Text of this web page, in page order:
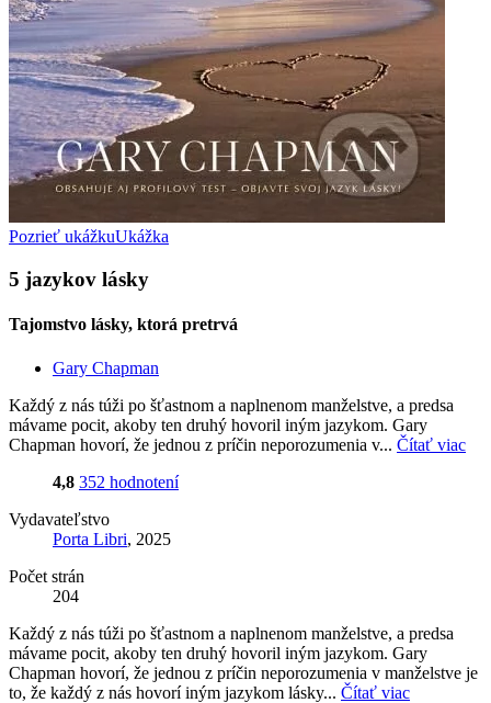
Pozrieť ukážkuUkážka
5 jazykov lásky
Tajomstvo lásky, ktorá pretrvá
Gary Chapman
Každý z nás túži po šťastnom a naplnenom manželstve, a predsa
mávame pocit, akoby ten druhý hovoril iným jazykom. Gary
Chapman hovorí, že jednou z príčin neporozumenia v... Čítať viac
4,8 352 hodnotení
Vydavateľstvo
Porta Libri, 2025
Počet strán
204
Každý z nás túži po šťastnom a naplnenom manželstve, a predsa
mávame pocit, akoby ten druhý hovoril iným jazykom. Gary
Chapman hovorí, že jednou z príčin neporozumenia v manželstve je
to, že každý z nás hovorí iným jazykom lásky... Čítať viac